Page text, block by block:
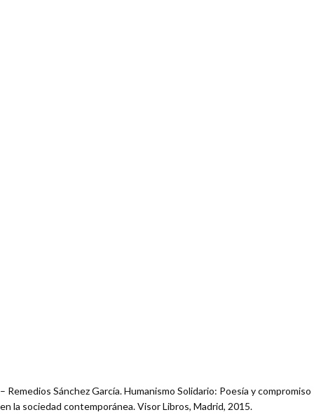
– Remedios Sánchez García. Humanismo Solidario: Poesía y compromiso
en la sociedad contemporánea. Visor Libros, Madrid, 2015.